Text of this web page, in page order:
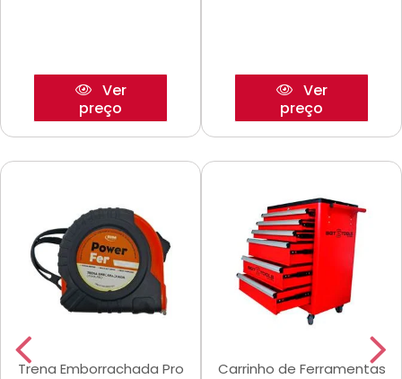
Ver
preço
Ver
preço
Trena Emborrachada Pro
Carrinho de Ferramentas